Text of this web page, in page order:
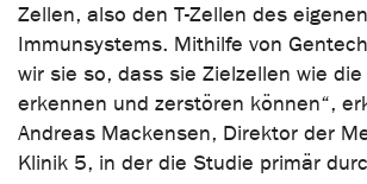
Zellen, also den T-Zellen des eigenen
Immunsystems. Mithilfe von
wir sie so, dass sie Zielzellen wie die
erkennen und zerstören können“,
Andreas Mackensen, Direktor der
Klinik 5, in der die Studie primär